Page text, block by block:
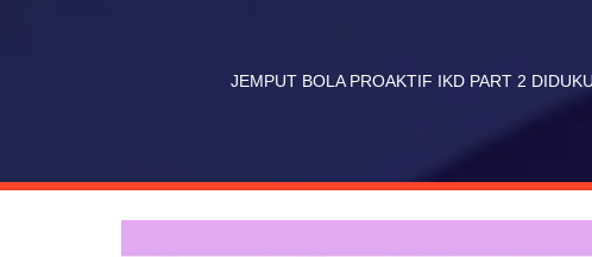
JEMPUT BOLA PROAKTIF IKD PART 2